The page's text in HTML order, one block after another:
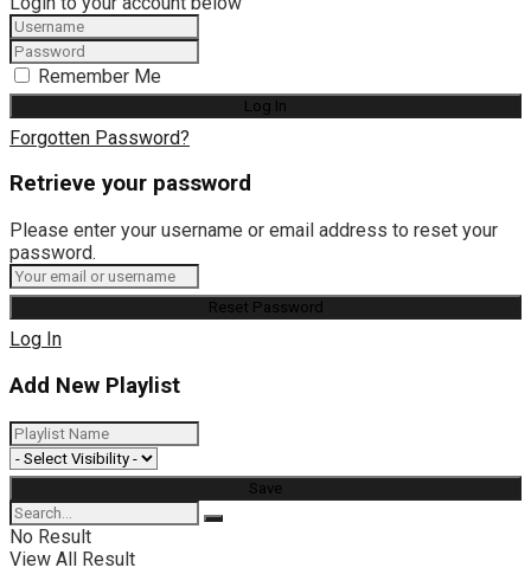
Remember Me
Forgotten Password?
Retrieve your password
Please enter your username or email address to reset your
password.
Log In
Add New Playlist
No Result
View All Result